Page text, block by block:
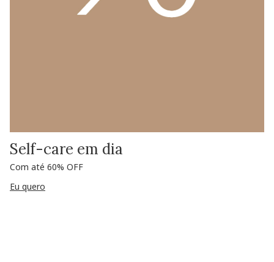
Self-care em dia
Com até 60% OFF
Eu quero